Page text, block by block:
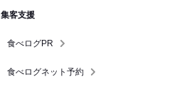
集客支援
食べログPR
食べログネット予約